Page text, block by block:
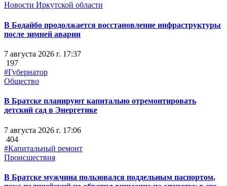
Новости Иркутской области
В Бодайбо продолжается восстановление инфраструктуры
после зимней аварии
7 августа 2026 г. 17:37
197
#Губернатор
Общество
В Братске планируют капитально отремонтировать
детский сад в Энергетике
7 августа 2026 г. 17:06
404
#Капитальный ремонт
Происшествия
В Братске мужчина пользовался поддельным паспортом,